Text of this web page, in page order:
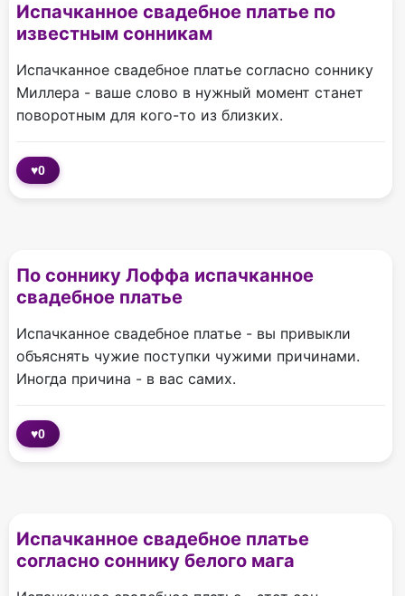
Испачканное свадебное платье по
известным сонникам
Испачканное свадебное платье согласно соннику
Миллера - ваше слово в нужный момент станет
поворотным для кого-то из близких.
♥0
По соннику Лоффа испачканное
свадебное платье
Испачканное свадебное платье - вы привыкли
объяснять чужие поступки чужими причинами.
Иногда причина - в вас самих.
♥0
Испачканное свадебное платье
согласно соннику белого мага